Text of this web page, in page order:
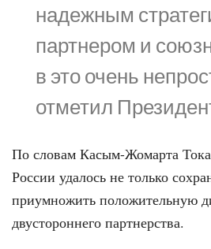
надежным
партнером и
в это очень
отметил
По словам Касым-Жомарта
России удалось не только
приумножить положительную
двустороннего партнерства.